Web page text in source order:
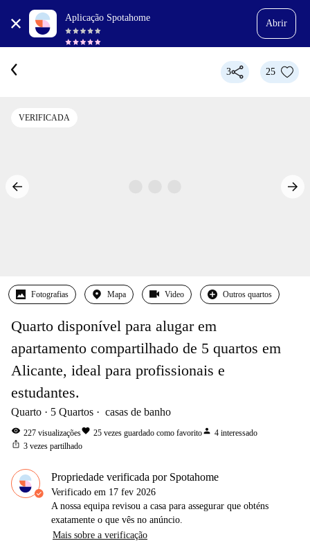
Aplicação Spotahome
Abrir
3 25
VERIFICADA
Fotografias Mapa Video Outros quartos
Quarto disponível para alugar em
apartamento compartilhado de 5 quartos em
Alicante, ideal para profissionais e
estudantes.
Quarto 5 Quartos casas de banho
visibility 227 visualizaçõesfavorite 25 vezes guardado como favoritoperson 4 interessado
ios_share 3 vezes partilhado
Propriedade verificada por Spotahome
Verificado em 17 fev 2026
A nossa equipa revisou a casa para assegurar que obténs
exatamente o que vês no anúncio.
Mais sobre a verificação